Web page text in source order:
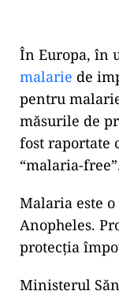
În Europa, în
malarie de
pentru
măsurile de
fost raportate
“malaria-
Malaria este
Anopheles.
protecția
Ministerul